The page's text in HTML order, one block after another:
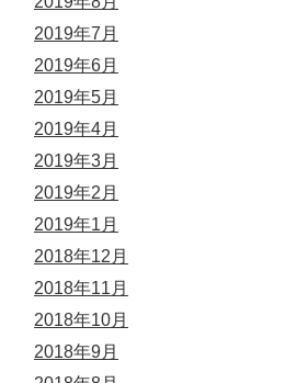
2019年7月
2019年6月
2019年5月
2019年4月
2019年3月
2019年2月
2019年1月
2018年12月
2018年11月
2018年10月
2018年9月